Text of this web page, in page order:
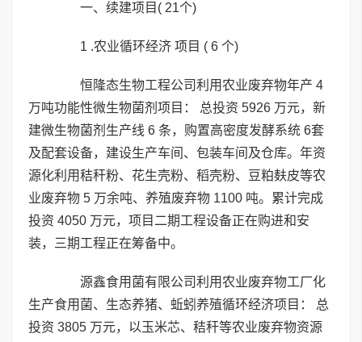
一、续建项目( 21个)
1 .农业循环经济 项目 ( 6 个)
恒隆态生物工程公司利用农业废弃物年产 4
万吨功能性微生物菌剂项目： 总投资 5926 万元，新
建微生物菌剂生产线 6 条，购置高密度发酵系统 6套
及配套设备，建设生产车间、包装车间及仓库。年资
源化利用秸秆粉、花生壳粉、稻壳粉、豆粕麸皮等农
业废弃物 5 万余吨、养殖废弃物 1100 吨。累计完成
投资 4050 万元，项目二期工程设备正在购进和安
装，三期工程正在筹备中。
源鑫食用菌有限公司利用农业废弃物工厂化
生产食用菌、生态养猪、蚯蚓养殖循环经济项目： 总
投资 3805 万元，以玉米芯、秸秆等农业废弃物资源